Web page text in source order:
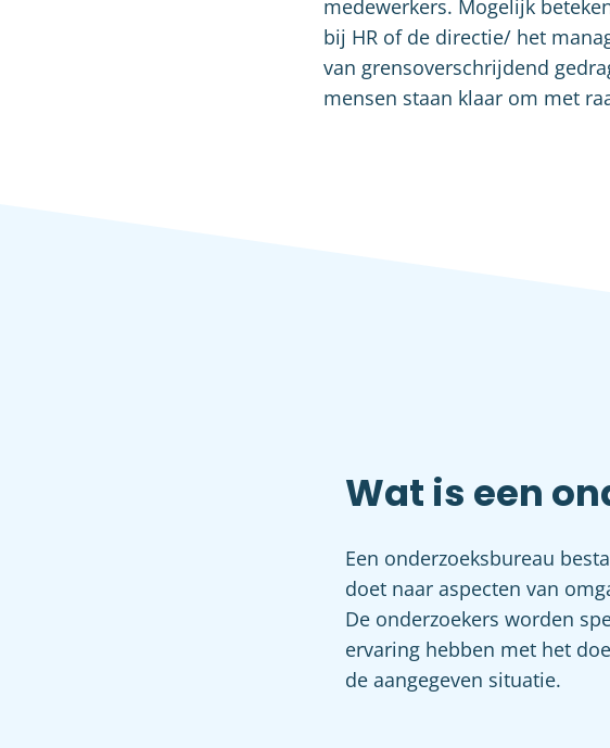
medewerkers. Mogelijk
bij HR of de directie/ het
van grensoverschrijdend
mensen staan klaar om met
Wat is een
Een onderzoeksbureau
doet naar aspecten van
De onderzoekers worden
ervaring hebben met het
de aangegeven situatie.